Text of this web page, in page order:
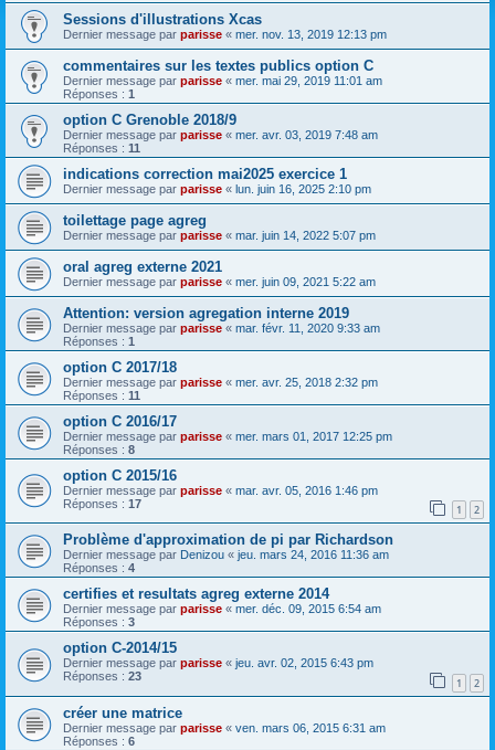
Sessions d'illustrations Xcas
Dernier message par parisse « mer. nov. 13, 2019 12:13 pm
commentaires sur les textes publics option C
Dernier message par parisse « mer. mai 29, 2019 11:01 am
Réponses : 1
option C Grenoble 2018/9
Dernier message par parisse « mer. avr. 03, 2019 7:48 am
Réponses : 11
indications correction mai2025 exercice 1
Dernier message par parisse « lun. juin 16, 2025 2:10 pm
toilettage page agreg
Dernier message par parisse « mar. juin 14, 2022 5:07 pm
oral agreg externe 2021
Dernier message par parisse « mer. juin 09, 2021 5:22 am
Attention: version agregation interne 2019
Dernier message par parisse « mar. févr. 11, 2020 9:33 am
Réponses : 1
option C 2017/18
Dernier message par parisse « mer. avr. 25, 2018 2:32 pm
Réponses : 11
option C 2016/17
Dernier message par parisse « mer. mars 01, 2017 12:25 pm
Réponses : 8
option C 2015/16
Dernier message par parisse « mar. avr. 05, 2016 1:46 pm
Réponses : 17 1 2
Problème d'approximation de pi par Richardson
Dernier message par Denizou « jeu. mars 24, 2016 11:36 am
Réponses : 4
certifies et resultats agreg externe 2014
Dernier message par parisse « mer. déc. 09, 2015 6:54 am
Réponses : 3
option C-2014/15
Dernier message par parisse « jeu. avr. 02, 2015 6:43 pm
Réponses : 23 1 2
créer une matrice
Dernier message par parisse « ven. mars 06, 2015 6:31 am
Réponses : 6